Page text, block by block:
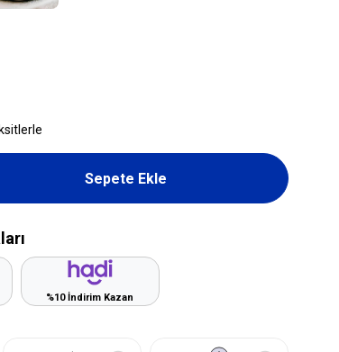
%10 İndirim Kazan